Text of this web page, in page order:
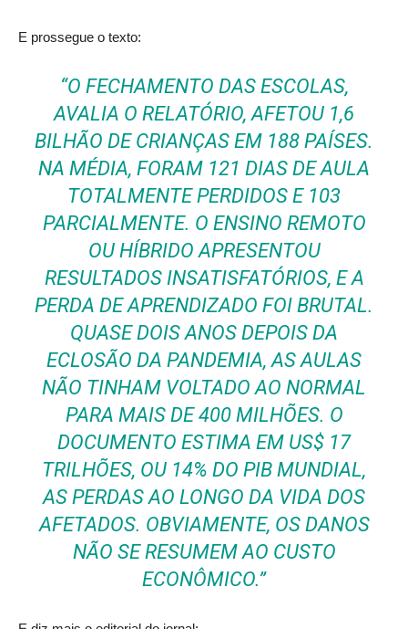
E prossegue o texto:
“O FECHAMENTO DAS ESCOLAS,
AVALIA O RELATÓRIO, AFETOU 1,6
BILHÃO DE CRIANÇAS EM 188 PAÍSES.
NA MÉDIA, FORAM 121 DIAS DE AULA
TOTALMENTE PERDIDOS E 103
PARCIALMENTE. O ENSINO REMOTO
OU HÍBRIDO APRESENTOU
RESULTADOS INSATISFATÓRIOS, E A
PERDA DE APRENDIZADO FOI BRUTAL.
QUASE DOIS ANOS DEPOIS DA
ECLOSÃO DA PANDEMIA, AS AULAS
NÃO TINHAM VOLTADO AO NORMAL
PARA MAIS DE 400 MILHÕES. O
DOCUMENTO ESTIMA EM US$ 17
TRILHÕES, OU 14% DO PIB MUNDIAL,
AS PERDAS AO LONGO DA VIDA DOS
AFETADOS. OBVIAMENTE, OS DANOS
NÃO SE RESUMEM AO CUSTO
ECONÔMICO.”